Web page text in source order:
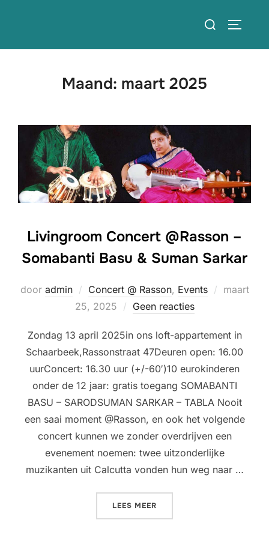
Zoek
Maand: maart 2025
Livingroom Concert @Rasson –
Somabanti Basu & Suman Sarkar
door admin Concert @ Rasson, Events
Geplaatst
maart
25, 2025
Geen reacties
Zondag 13 april 2025in ons loft-appartement in
Schaarbeek,Rassonstraat 47Deuren open: 16.00
uurConcert: 16.30 uur (+/-60′)10 eurokinderen
onder de 12 jaar: gratis toegang SOMABANTI
BASU – SARODSUMAN SARKAR – TABLA Nooit
een saai moment @Rasson, en ook het volgende
concert kunnen we zonder overdrijven een
evenement noemen: twee uitzonderlijke
muzikanten uit Calcutta vonden hun weg naar …
LEES MEER